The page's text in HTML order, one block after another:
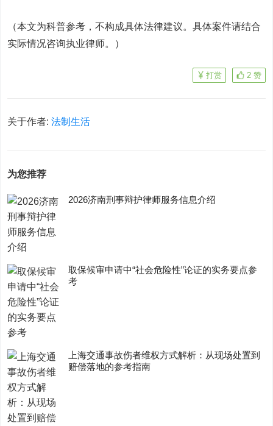
（本文为科普参考，不构成具体法律建议。具体案件请结合
实际情况咨询执业律师。）
2 赞
打赏
关于作者:法制生活
为您推荐
2026济南刑事辩护律师服务信息介绍
取保候审申请中“社会危险性”论证的实务要点参
考
上海交通事故伤者维权方式解析：从现场处置到
赔偿落地的参考指南